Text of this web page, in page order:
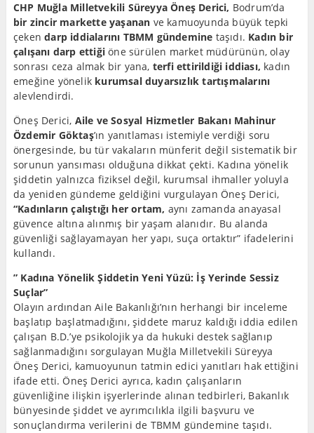
CHP Muğla Milletvekili Süreyya Öneş Derici, Bodrum’da
bir zincir markette yaşanan ve kamuoyunda büyük tepki
çekendarp iddialarını TBMM gündemine taşıdı. Kadın bir
çalışanı darp ettiği öne sürülen market müdürünün, olay
sonrası ceza almak bir yana, terfi ettirildiği iddiası, kadın
emeğine yönelik kurumsal duyarsızlık tartışmalarını
alevlendirdi.
Öneş Derici, Aile ve Sosyal Hizmetler Bakanı Mahinur
Özdemir Göktaş’ın yanıtlaması istemiyle verdiği soru
önergesinde, bu tür vakaların münferit değil sistematik bir
sorunun yansıması olduğuna dikkat çekti. Kadına yönelik
şiddetin yalnızca fiziksel değil, kurumsal ihmaller yoluyla
da yeniden gündeme geldiğini vurgulayan Öneş Derici,
“Kadınların çalıştığı her ortam, aynı zamanda anayasal
güvence altına alınmış bir yaşam alanıdır. Bu alanda
güvenliği sağlayamayan her yapı, suça ortaktır” ifadelerini
kullandı.
” Kadına Yönelik Şiddetin Yeni Yüzü: İş Yerinde Sessiz
Suçlar”
Olayın ardından Aile Bakanlığı’nın herhangi bir inceleme
başlatıp başlatmadığını, şiddete maruz kaldığı iddia edilen
çalışan B.D.’ye psikolojik ya da hukuki destek sağlanıp
sağlanmadığını sorgulayan Muğla Milletvekili Süreyya
Öneş Derici, kamuoyunun tatmin edici yanıtları hak ettiğini
ifade etti. Öneş Derici ayrıca, kadın çalışanların
güvenliğine ilişkin işyerlerinde alınan tedbirleri, Bakanlık
bünyesinde şiddet ve ayrımcılıkla ilgili başvuru ve
sonuçlandırma verilerini de TBMM gündemine taşıdı.